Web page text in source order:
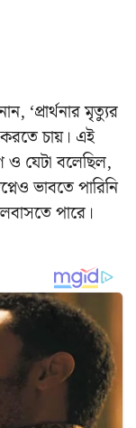
‘প্রার্থনার মৃত্যুর
করতে চায়। এই
যেটা বলেছিল,
ভাবতে পারিনি
পারে।